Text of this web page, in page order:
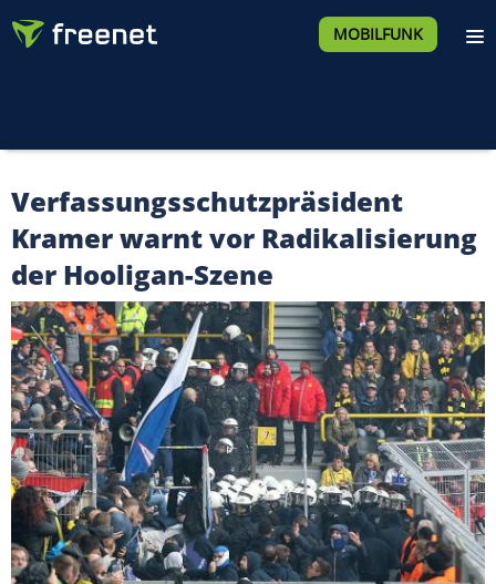
MOBILFUNK
Verfassungsschutzpräsident
Kramer warnt vor Radikalisierung
der Hooligan-Szene